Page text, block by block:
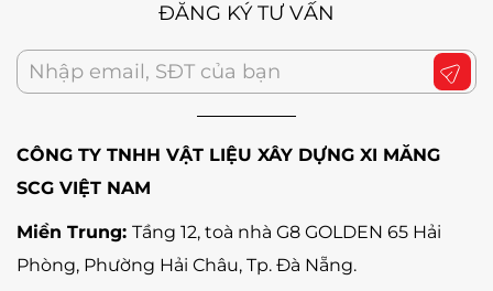
ĐĂNG KÝ TƯ VẤN
CÔNG TY TNHH VẬT LIỆU XÂY DỰNG XI MĂNG
SCG VIỆT NAM
Miền Trung: Tầng 12, toà nhà G8 GOLDEN 65 Hải
Phòng, Phường Hải Châu, Tp. Đà Nẵng.